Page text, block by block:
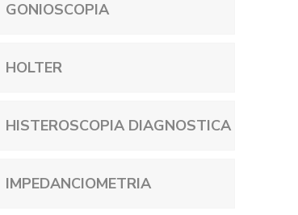
GONIOSCOPIA
HOLTER
HISTEROSCOPIA DIAGNOSTICA
IMPEDANCIOMETRIA